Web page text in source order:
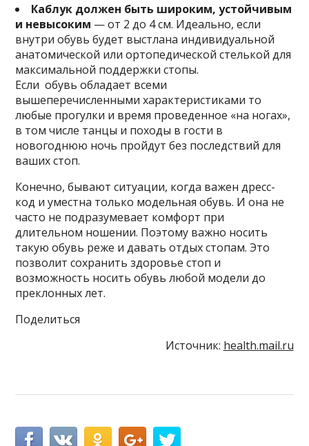
Каблук должен быть широким, устойчивым
и невысоким — от 2 до 4 см. Идеально, если
внутри обувь будет выстлана индивидуальной
анатомической или ортопедической стелькой для
максимальной поддержки стопы.
Если обувь обладает всеми
вышеперечисленными характеристиками то
любые прогулки и время проведенное «на ногах»,
в том числе танцы и походы в гости в
новогоднюю ночь пройдут без последствий для
ваших стоп.
Конечно, бывают ситуации, когда важен дресс-
код и уместна только модельная обувь. И она не
часто не подразумевает комфорт при
длительном ношении. Поэтому важно носить
такую обувь реже и давать отдых стопам. Это
позволит сохранить здоровье стоп и
возможность носить обувь любой модели до
преклонных лет.
Поделиться
Источник: health.mail.ru